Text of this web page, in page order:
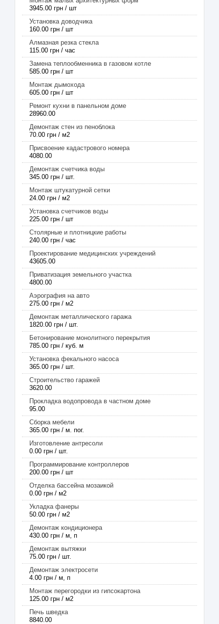
3945.00 грн / шт
Установка доводчика
160.00 грн / шт
Алмазная резка стекла
115.00 грн / час
Замена теплообменника в газовом котле
585.00 грн / шт
Монтаж дымохода
605.00 грн / шт
Ремонт кухни в панельном доме
28960.00
Демонтаж стен из пеноблока
70.00 грн / м2
Присвоение кадастрового номера
4080.00
Демонтаж счетчика воды
345.00 грн / шт.
Монтаж штукатурной сетки
24.00 грн / м2
Установка счетчиков воды
225.00 грн / шт
Столярные и плотницкие работы
240.00 грн / час
Проектирование медицинских учреждений
43605.00
Приватизация земельного участка
4800.00
Аэрография на авто
275.00 грн / м2
Демонтаж металлического гаража
1820.00 грн / шт.
Бетонирование монолитного перекрытия
785.00 грн / куб. м
Установка фекального насоса
365.00 грн / шт.
Строительство гаражей
3620.00
Прокладка водопровода в частном доме
95.00
Сборка мебели
365.00 грн / м. пог.
Изготовление антресоли
0.00 грн / шт.
Программирование контроллеров
200.00 грн / шт
Отделка бассейна мозаикой
0.00 грн / м2
Укладка фанеры
50.00 грн / м2
Демонтаж кондиционера
430.00 грн / м, п
Демонтаж вытяжки
75.00 грн / шт.
Демонтаж электросети
4.00 грн / м, п
Монтаж перегородки из гипсокартона
125.00 грн / м2
Печь шведка
8840.00